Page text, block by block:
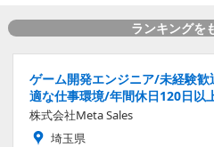
ランキングを
ゲーム開発エンジニア/未経験
適な仕事環境/年間休日120日以
株式会社Meta Sales
埼玉県